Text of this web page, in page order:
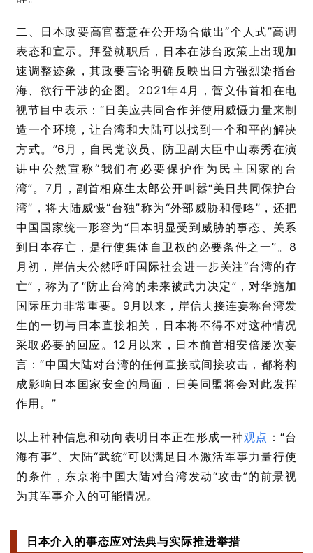
二、日本政要高官蓄意在公开场合做出“个人式”高调
表态和宣示。拜登就职后，日本在涉台政策上出现加
速调整迹象，其政要言论明确反映出日方强烈染指台
海、欲行干涉的企图。2021年4月，菅义伟首相在电
视节目中表示：“日美应共同合作并使用威慑力量来制
造一个环境，让台湾和大陆可以找到一个和平的解决
方式。”6月，自民党议员、防卫副大臣中山泰秀在演
讲中公然宣称“我们有必要保护作为民主国家的台
湾”。7月，副首相麻生太郎公开叫嚣“美日共同保护台
湾”，将大陆威慑“台独”称为“外部威胁和侵略”，还把
中国国家统一形容为“日本明显受到威胁的事态、关系
到日本存亡，是行使集体自卫权的必要条件之一”。8
月初，岸信夫公然呼吁国际社会进一步关注“台湾的存
亡”，称为了“防止台湾的未来被武力决定”，对华施加
国际压力非常重要。9月以来，岸信夫接连妄称台湾发
生的一切与日本直接相关，日本将不得不对这种情况
采取必要的回应。12月以来，日本前首相安倍屡次妄
言：“中国大陆对台湾的任何直接或间接攻击，都将构
成影响日本国家安全的局面，日美同盟将会对此发挥
作用。”
以上种种信息和动向表明日本正在形成一种观点 ：“台
海有事”、大陆“武统”可以满足日本激活军事力量行使
的条件，东京将中国大陆对台湾发动“攻击”的前景视
为其军事介入的可能情况。
日本介入的事态应对法典与实际推进举措